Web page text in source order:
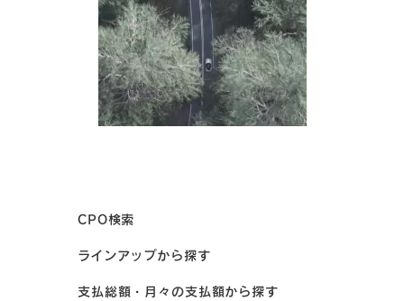
CPO検索
ラインアップから探す
支払総額・月々の支払額から探す